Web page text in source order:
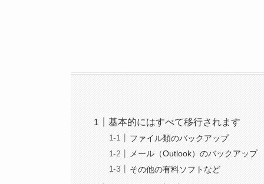
基本的にはすべて移行されます
ファイル類のバックアップ
メール（Outlook）のバックアップ
その他の有料ソフトなど